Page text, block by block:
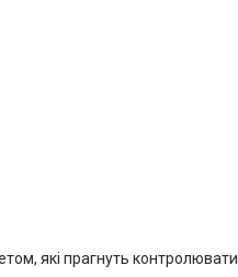
які прагнуть контролювати